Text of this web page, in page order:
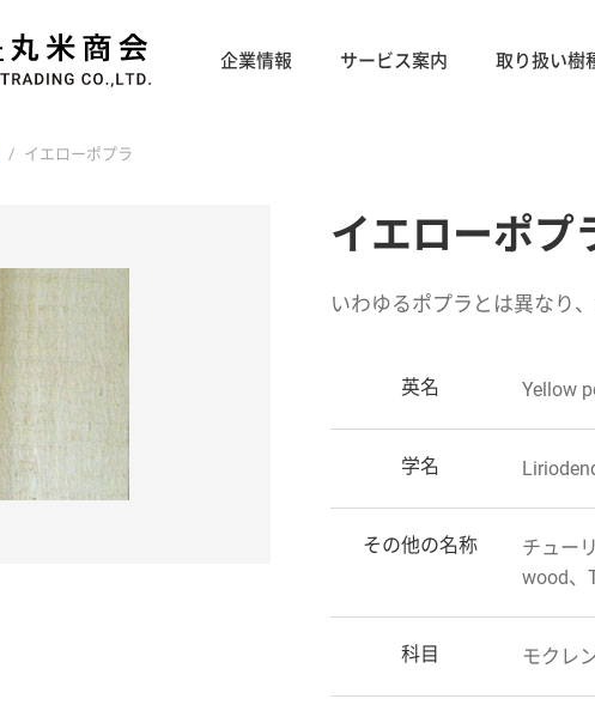
企業情報 サービス案内 取り扱い樹
イエローポプラ
イエローポプ
いわゆるポプラとは異なり
英名 Yellow
学名
その他の名称
チュー
wood、
科目 モクレ